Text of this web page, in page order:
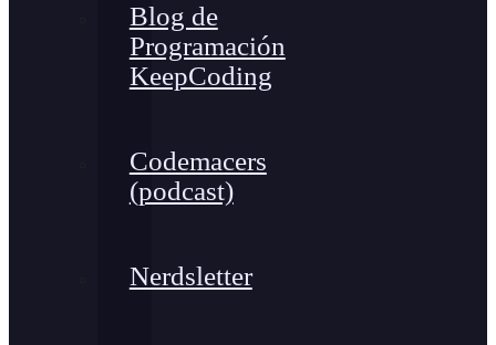
Blog de
Programación
KeepCoding
Codemacers
(podcast)
Nerdsletter